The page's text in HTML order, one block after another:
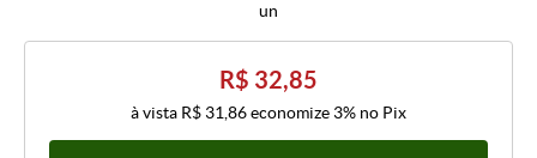
un
R$ 32,85
à vista R$ 31,86economize 3% no Pix